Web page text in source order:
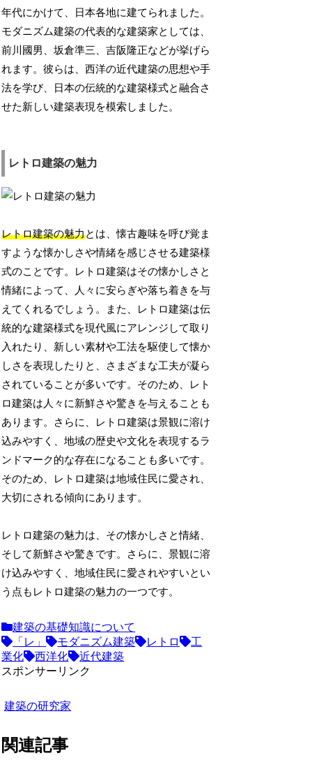
年代にかけて、日本各地に建てられました。
モダニズム建築の代表的な建築家としては、
前川國男、坂倉準三、吉阪隆正などが挙げら
れます。彼らは、西洋の近代建築の思想や手
法を学び、日本の伝統的な建築様式と融合さ
せた新しい建築表現を模索しました。
レトロ建築の魅力
レトロ建築の魅力とは、懐古趣味を呼び覚ま
すような懐かしさや情緒を感じさせる建築様
式のことです。レトロ建築はその懐かしさと
情緒によって、人々に安らぎや落ち着きを与
えてくれるでしょう。また、レトロ建築は伝
統的な建築様式を現代風にアレンジして取り
入れたり、新しい素材や工法を駆使して懐か
しさを表現したりと、さまざまな工夫が凝ら
されていることが多いです。そのため、レト
ロ建築は人々に新鮮さや驚きを与えることも
あります。さらに、レトロ建築は景観に溶け
込みやすく、地域の歴史や文化を表現するラ
ンドマーク的な存在になることも多いです。
そのため、レトロ建築は地域住民に愛され、
大切にされる傾向にあります。
レトロ建築の魅力は、その懐かしさと情緒、
そして新鮮さや驚きです。さらに、景観に溶
け込みやすく、地域住民に愛されやすいとい
う点もレトロ建築の魅力の一つです。
建築の基礎知識について
「レ」
モダニズム建築 レトロ
工
業化
西洋化
近代建築
スポンサーリンク
建築の研究家
関連記事